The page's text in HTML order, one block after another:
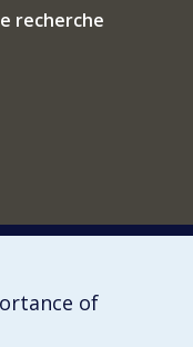
recherche
of